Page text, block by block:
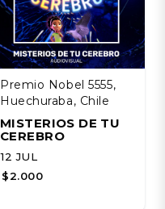
Premio Nobel 5555,
Huechuraba, Chile
MISTERIOS DE TU
CEREBRO
12 JUL
$2.000